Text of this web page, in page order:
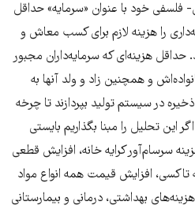
فلسفی خود با عنوان «سرمایه» حداقل
را هزینه لازم برای کسب معاش و
حداقل هزینه‌ای که سرمایه‌داران مجبور
و همچنین زاد و ولد آنها به
در سیستم تولید بپردازند تا چرخه
تحلیل را مبنا بگذاریم بایستی
سرسام‌آور کرایه خانه‌، افزایش قطعی
افزایش قیمت همه انواع مواد
۱۸ تا ۳۵ درصدی هزینه‌های بهداشتی، درمانی و بیمارستانی